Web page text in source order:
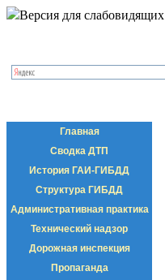
Версия для слабовидящих
Главная
Сводка ДТП
История ГАИ-ГИБДД
Структура ГИБДД
Административная практика
Технический надзор
Дорожная инспекция
Пропаганда